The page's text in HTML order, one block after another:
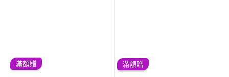
滿額贈 滿額贈